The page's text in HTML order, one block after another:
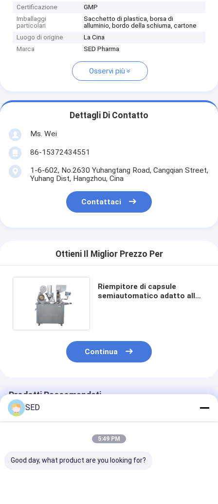
Certificazione
GMP
Imballaggi
particolari
Sacchetto di plastica, borsa di
alluminio, bordo della schiuma, cartone
Luogo di origine
La Cina
Marca
SED Pharma
Osservi più
Dettagli Di Contatto
Ms. Wei
86-15372434551
1-6-602, No.2630 Yuhangtang Road, Cangqian Street,
Yuhang Dist, Hangzhou, Cina
Contattaci
Ottieni Il Miglior Prezzo Per
Riempitore di capsule
semiautomatico adatto alle
Continua
Prodotti Raccomandati
SED
5:49 PM
Good day, what product are you looking for?